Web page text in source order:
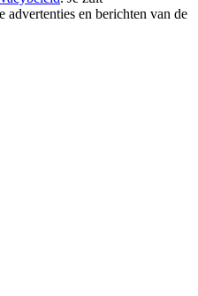
advertenties en berichten van de